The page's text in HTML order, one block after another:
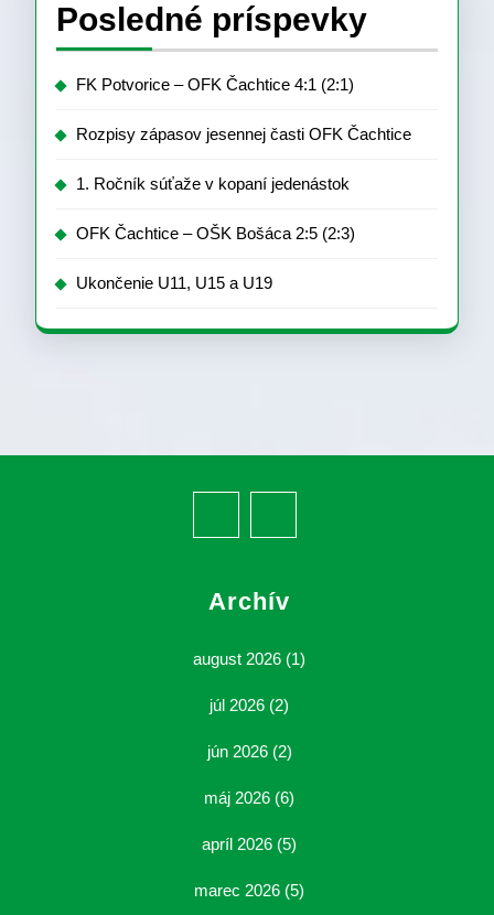
Posledné príspevky
FK Potvorice – OFK Čachtice 4:1 (2:1)
Rozpisy zápasov jesennej časti OFK Čachtice
1. Ročník súťaže v kopaní jedenástok
OFK Čachtice – OŠK Bošáca 2:5 (2:3)
Ukončenie U11, U15 a U19
Archív
august 2026 (1)
júl 2026 (2)
jún 2026(2)
máj 2026 (6)
apríl 2026 (5)
marec 2026 (5)